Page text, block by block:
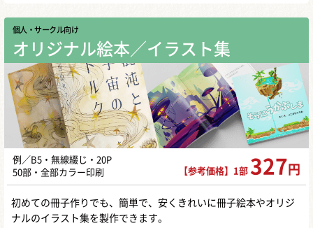
個人・サークル向け
オリジナル絵本／イラスト集
例／B5・無線綴じ・20P
50部・全部カラー印刷
【参考価格】1部 327 円
初めての冊子作りでも、簡単で、安くきれいに冊子絵本やオリジ
ナルのイラスト集を製作できます。